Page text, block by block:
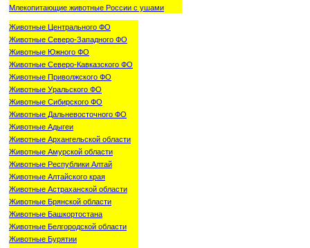
Млекопитающие животные России с ушами
Животные Центрального ФО
Животные Северо-Западного ФО
Животные Южного ФО
Животные Северо-Кавказского ФО
Животные Приволжского ФО
Животные Уральского ФО
Животные Сибирского ФО
Животные Дальневосточного ФО
Животные Адыгеи
Животные Архангельской области
Животные Амурской области
Животные Республики Алтай
Животные Алтайского края
Животные Астраханской области
Животные Брянской области
Животные Башкортостана
Животные Белгородской области
Животные Бурятии